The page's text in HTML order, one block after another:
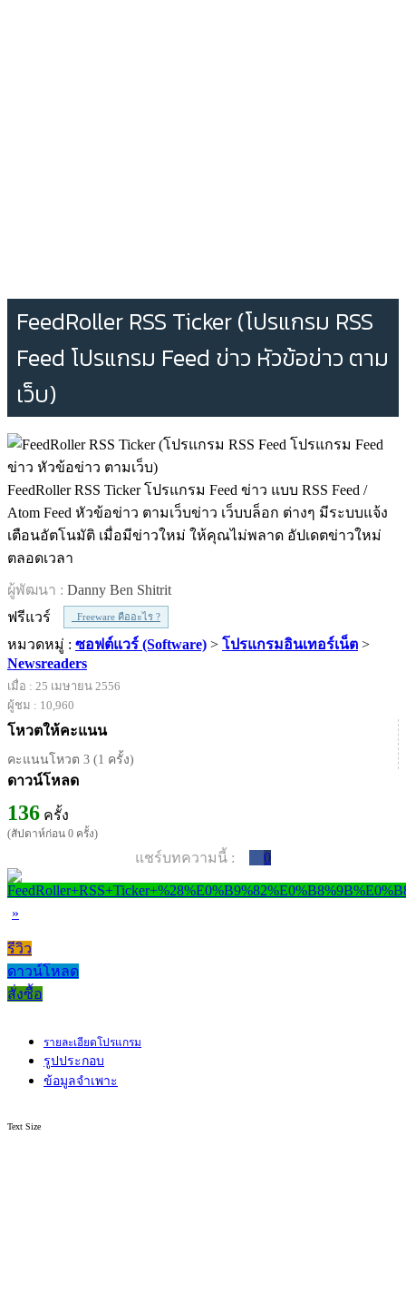
FeedRoller RSS Ticker (โปรแกรม RSS
Feed โปรแกรม Feed ข่าว หัวข้อข่าว ตาม
เว็บ)
FeedRoller RSS Ticker โปรแกรม Feed ข่าว แบบ RSS Feed /
Atom Feed หัวข้อข่าว ตามเว็บข่าว เว็บบล็อก ต่างๆ มีระบบแจ้ง
เตือนอัตโนมัติ เมื่อมีข่าวใหม่ ให้คุณไม่พลาด อัปเดตข่าวใหม่
ตลอดเวลา
ผู้พัฒนา : Danny Ben Shitrit
ฟรีแวร์
Freeware คืออะไร ?
หมวดหมู่ : ซอฟต์แวร์ (Software) > โปรแกรมอินเทอร์เน็ต >
Newsreaders
เมื่อ : 25 เมษายน 2556
ผู้ชม : 10,960
โหวตให้คะแนน
คะแนนโหวต 3 (1 ครั้ง)
ดาวน์โหลด
136 ครั้ง
(สัปดาห์ก่อน 0 ครั้ง)
แชร์บทความนี้ : 0
»
รีวิว
ดาวน์โหลด
สั่งซื้อ
รายละเอียดโปรแกรม
รูปประกอบ
ข้อมูลจำเพาะ
Text Size